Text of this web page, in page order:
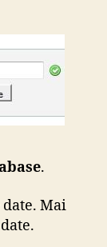
.
Mai